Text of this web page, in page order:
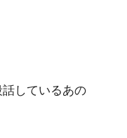
しているあの